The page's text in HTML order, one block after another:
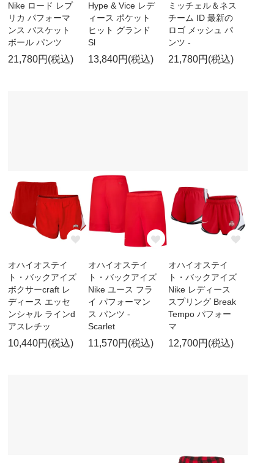
Nike ロード レプ
リカ パフォーマ
ンス バスケット
ボール パンツ
21,780円(税込)
Hype & Vice レデ
ィース ポケット
ヒット グランド
Sl
13,840円(税込)
ミッチェル＆ネス
チーム ID 最新の
ロゴ メッシュ パ
ンツ -
21,780円(税込)
オハイオステイ
ト・バックアイズ
ボクサーcraft レ
ディース エッセ
ンシャル ラインd
アスレチッ
10,440円(税込)
オハイオステイ
ト・バックアイズ
Nike ユース フラ
イ パフォーマン
ス パンツ -
Scarlet
11,570円(税込)
オハイオステイ
ト・バックアイズ
Nike レディース
スプリング Break
Tempo パフォー
マ
12,700円(税込)